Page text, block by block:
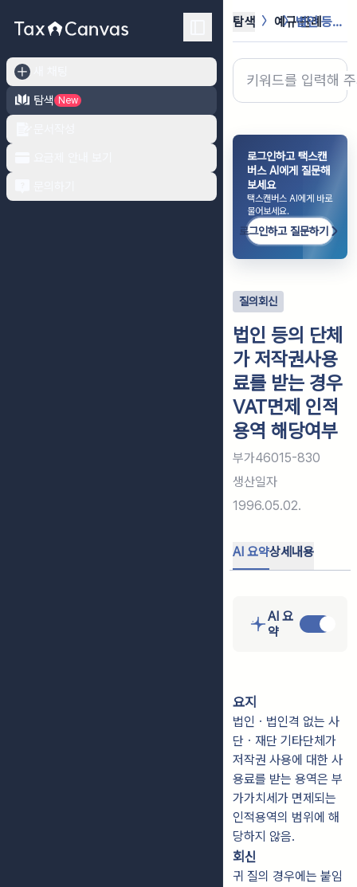
탐색
New
탐색 예규·판례 법인 등의 단체가 저작권사용료를 받는...
로그인하고 택스캔
버스 AI에게 질문해
보세요
택스캔버스 AI에게 바로
물어보세요.
로그인하고 질문하기
질의회신
법인 등의 단체
가 저작권사용
료를 받는 경우
VAT면제 인적
용역 해당여부
부가46015-830
생산일자
1996.05.02.
AI 요약상세내용
AI 요
약
요지
법인ㆍ법인격 없는 사
단ㆍ재단 기타단체가
저작권 사용에 대한 사
용료를 받는 용역은 부
가가치세가 면제되는
인적용역의 범위에 해
당하지 않음.
회신
귀 질의 경우에는 붙임